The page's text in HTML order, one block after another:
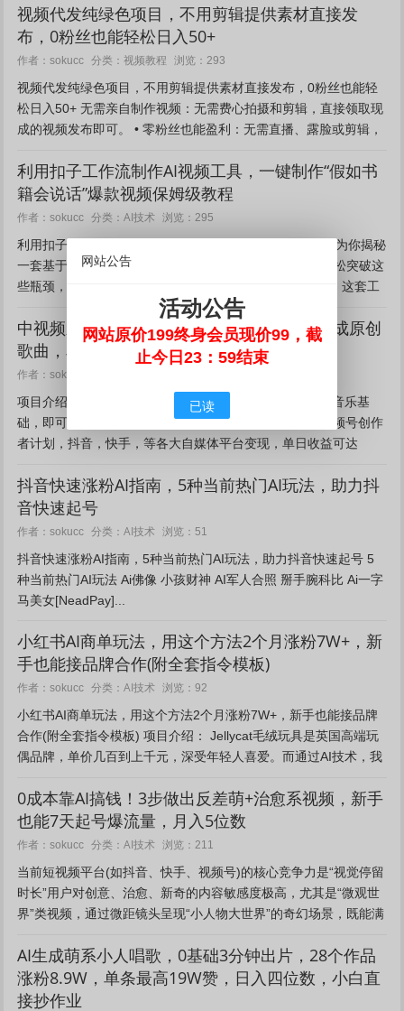
视频代发纯绿色项目，不用剪辑提供素材直接发
布，0粉丝也能轻松日入50+
作者：sokucc 分类： 视频教程 浏览：293
视频代发纯绿色项目，不用剪辑提供素材直接发布，0粉丝也能轻
松日入50+ 无需亲自制作视频：无需费心拍摄和剪辑，直接领取现
成的视频发布即可。 • 零粉丝也能盈利：无需直播、露脸或剪辑，
利用扣子工作流制作AI视频工具，一键制作“假如书
籍会说话”爆款视频保姆级教程
作者：sokucc 分类： AI技术 浏览：295
利用扣子工作流制作AI视频工具，保姆级教程 今天，我将为你揭秘
一套基于”Coze工作流”的自动化视频生成智能体，帮你轻松突破这
些瓶颈，批量制作高质量的”假如书籍会说话”类访谈视频。这套工
作流有多高效？只需输入书名，3-5分钟即可生成一条...
中视频新风口：AI数字人创作歌曲。0基础生成原创
歌曲，单日变现1000＋
作者：sokucc
项目介绍：本项目通过AI技术打造专属数字人歌手，无须音乐基
础，即可生成高质量的原创歌曲内容，可通过中视频，视频号创作
者计划，抖音，快手，等各大自媒体平台变现，单日收益可达
弟们...
抖音快速涨粉AI指南，5种当前热门AI玩法，助力抖
音快速起号
作者：sokucc 分类： AI技术 浏览：51
抖音快速涨粉AI指南，5种当前热门AI玩法，助力抖音快速起号 5
种当前热门AI玩法 Ai佛像 小孩财神 AI军人合照 掰手腕科比 Ai一字
马美女[NeadPay]...
小红书AI商单玩法，用这个方法2个月涨粉7W+，新
手也能接品牌合作(附全套指令模板)
作者：sokucc 分类： AI技术 浏览：92
小红书AI商单玩法，用这个方法2个月涨粉7W+，新手也能接品牌
合作(附全套指令模板) 项目介绍： Jellycat毛绒玩具是英国高端玩
偶品牌，单价几百到上千元，深受年轻人喜爱。而通过AI技术，我
0成本靠AI搞钱！3步做出反差萌+治愈系视频，新手
也能7天起号爆流量，月入5位数
作者：sokucc 分类： AI技术 浏览：211
当前短视频平台(如抖音、快手、视频号)的核心竞争力是“视觉停留
时长”用户对创意、治愈、新奇的内容敏感度极高，尤其是“微观世
界”类视频，通过微距镜头呈现“小人物大世界”的奇幻场景，既能满
AI生成萌系小人唱歌，0基础3分钟出片，28个作品
涨粉8.9W，单条最高19W赞，日入四位数，小白直
接抄作业
网站公告
活动公告
网站原价199终身会员现价99，截
止今日23：59结束
已读